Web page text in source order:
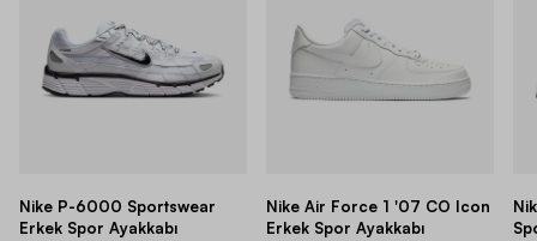
Nike P-6000 Sportswear
Erkek Spor Ayakkabı
Nike Air Force 1 '07 CO Icon
Erkek Spor Ayakkabı